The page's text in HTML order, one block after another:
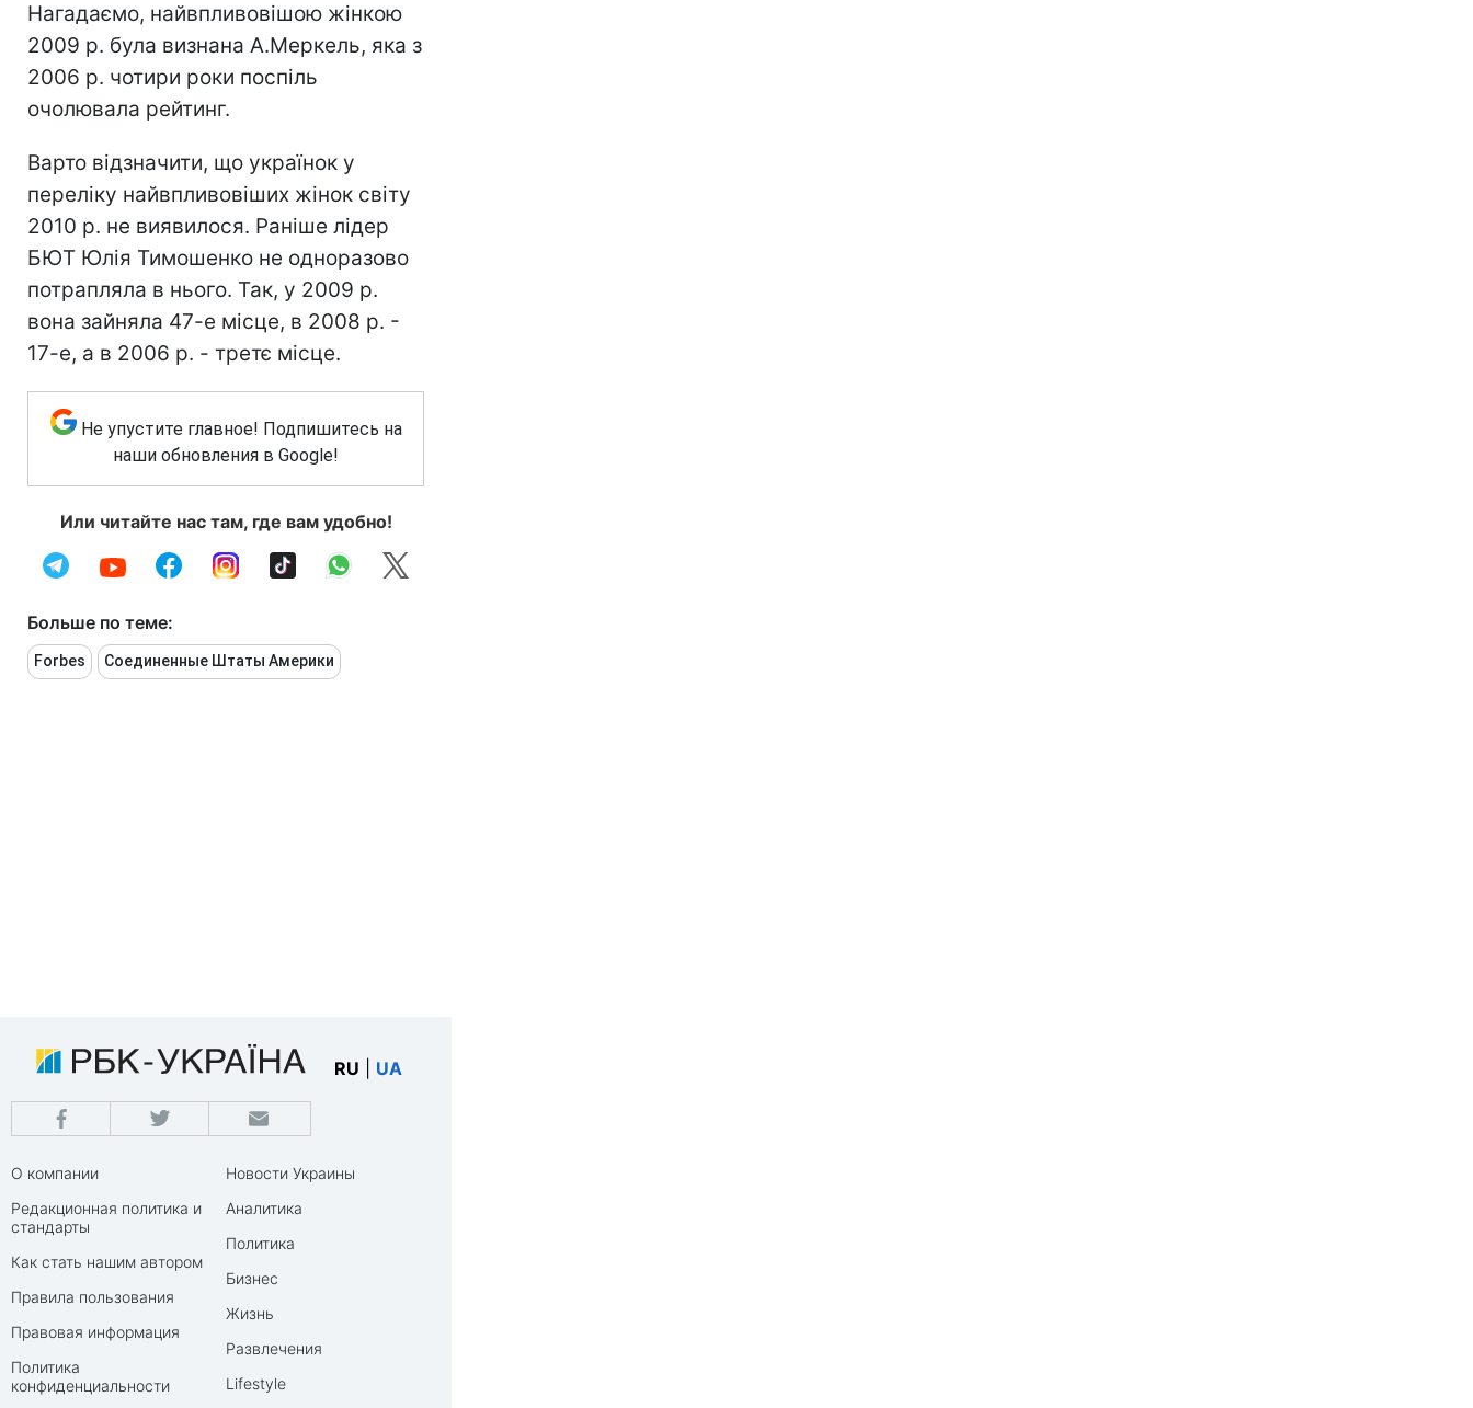
Нагадаємо, найвпливовішою жінкою
2009 р. була визнана А.Меркель, яка з
2006 р. чотири роки поспіль
очолювала рейтинг.
Варто відзначити, що українок у
переліку найвпливовіших жінок світу
2010 р. не виявилося. Раніше лідер
БЮТ Юлія Тимошенко не одноразово
потрапляла в нього. Так, у 2009 р.
вона зайняла 47-е місце, в 2008 р. -
17-е, а в 2006 р. - третє місце.
Не упустите главное! Подпишитесь на
наши обновления в Google!
Или читайте нас там, где вам удобно!
Больше по теме:
Forbes Соединенные Штаты Америки
RU UA
О компании
Редакционная политика и
стандарты
Как стать нашим автором
Правила пользования
Правовая информация
Политика
конфиденциальности
Новости Украины
Аналитика
Политика
Бизнес
Жизнь
Развлечения
Lifestyle